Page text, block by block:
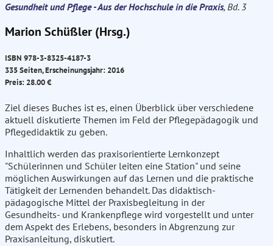
Gesundheit und Pflege - Aus der Hochschule in die Praxis, Bd. 3
Marion Schüßler (Hrsg.)
ISBN 978-3-8325-4187-3
335 Seiten, Erscheinungsjahr: 2016
Preis: 28.00 €
Ziel dieses Buches ist es, einen Überblick über verschiedene
aktuell diskutierte Themen im Feld der Pflegepädagogik und
Pflegedidaktik zu geben.
Inhaltlich werden das praxisorientierte Lernkonzept
"Schülerinnen und Schüler leiten eine Station" und seine
möglichen Auswirkungen auf das Lernen und die praktische
Tätigkeit der Lernenden behandelt. Das didaktisch-
pädagogische Mittel der Praxisbegleitung in der
Gesundheits- und Krankenpflege wird vorgestellt und unter
dem Aspekt des Erlebens, besonders in Abgrenzung zur
Praxisanleitung, diskutiert.